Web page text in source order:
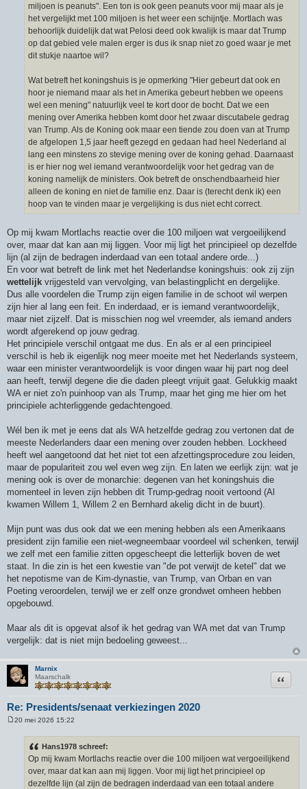
miljoen is peanuts". Een ton is ook geen peanuts voor mij maar als je
het vergelijkt met 100 miljoen is het weer een schijntje. Mortlach was
behoorlijk duidelijk dat wat Pelosi deed ook kwalijk is maar dat Trump
op dat gebied vele malen erger is dus ik snap niet zo goed waar je met
dit stukje naartoe wil?
Wat betreft het koningshuis is je opmerking "Hier gebeurt dat ook en
hoor je niemand maar als het in Amerika gebeurt hebben we opeens
wel een mening" natuurlijk veel te kort door de bocht. Dat we een
mening over Amerika hebben komt door het zwaar discutabele gedrag
van Trump. Als de Koning ook maar een tiende zou doen van at Trump
de afgelopen 1,5 jaar heeft gezegd en gedaan had heel Nederland al
lang een minstens zo stevige mening over de koning gehad. Daarnaast
is er hier nog wel iemand verantwoordelijk voor het gedrag van de
koning namelijk de ministers. Ook betreft de onschendbaarheid hier
alleen de koning en niet de familie enz. Daar is (terecht denk ik) een
hoop van te vinden maar je vergelijking is dus niet echt correct.
Op mij kwam Mortlachs reactie over die 100 miljoen wat vergoeilijkend
over, maar dat kan aan mij liggen. Voor mij ligt het principieel op dezelfde
lijn (al zijn de bedragen inderdaad van een totaal andere orde...)
En voor wat betreft de link met het Nederlandse koningshuis: ook zij zijn
wettelijk vrijgesteld van vervolging, van belastingplicht en dergelijke.
Dus alle voordelen die Trump zijn eigen familie in de schoot wil werpen
zijn hier al lang een feit. En inderdaad, er is iemand verantwoordelijk,
maar niet zijzelf. Dat is misschien nog wel vreemder, als iemand anders
wordt afgerekend op jouw gedrag.
Het principiele verschil ontgaat me dus. En als er al een principieel
verschil is heb ik eigenlijk nog meer moeite met het Nederlands systeem,
waar een minister verantwoordelijk is voor dingen waar hij part nog deel
aan heeft, terwijl degene die die daden pleegt vrijuit gaat. Gelukkig maakt
WA er niet zo'n puinhoop van als Trump, maar het ging me hier om het
principiele achterliggende gedachtengoed.
Wél ben ik met je eens dat als WA hetzelfde gedrag zou vertonen dat de
meeste Nederlanders daar een mening over zouden hebben. Lockheed
heeft wel aangetoond dat het niet tot een afzettingsprocedure zou leiden,
maar de populariteit zou wel even weg zijn. En laten we eerlijk zijn: wat je
mening ook is over de monarchie: degenen van het koningshuis die
momenteel in leven zijn hebben dit Trump-gedrag nooit vertoond (Al
kwamen Willem 1, Willem 2 en Bernhard akelig dicht in de buurt).
Mijn punt was dus ook dat we een mening hebben als een Amerikaans
president zijn familie een niet-wegneembaar voordeel wil schenken, terwijl
we zelf met een familie zitten opgescheept die letterlijk boven de wet
staat. In die zin is het een kwestie van "de pot verwijt de ketel" dat we
het nepotisme van de Kim-dynastie, van Trump, van Orban en van
Poeting veroordelen, terwijl we er zelf onze grondwet omheen hebben
opgebouwd.
Maar als dit is opgevat alsof ik het gedrag van WA met dat van Trump
vergelijk: dat is niet mijn bedoeling geweest...
Marnix
Maarschalk
Re: Presidents/senaat verkiezingen 2020
Citeer
20 mei 2026 15:22
Hans1978 schreef:
Op mij kwam Mortlachs reactie over die 100 miljoen wat vergoeilijkend
over, maar dat kan aan mij liggen. Voor mij ligt het principieel op
dezelfde lijn (al zijn de bedragen inderdaad van een totaal andere